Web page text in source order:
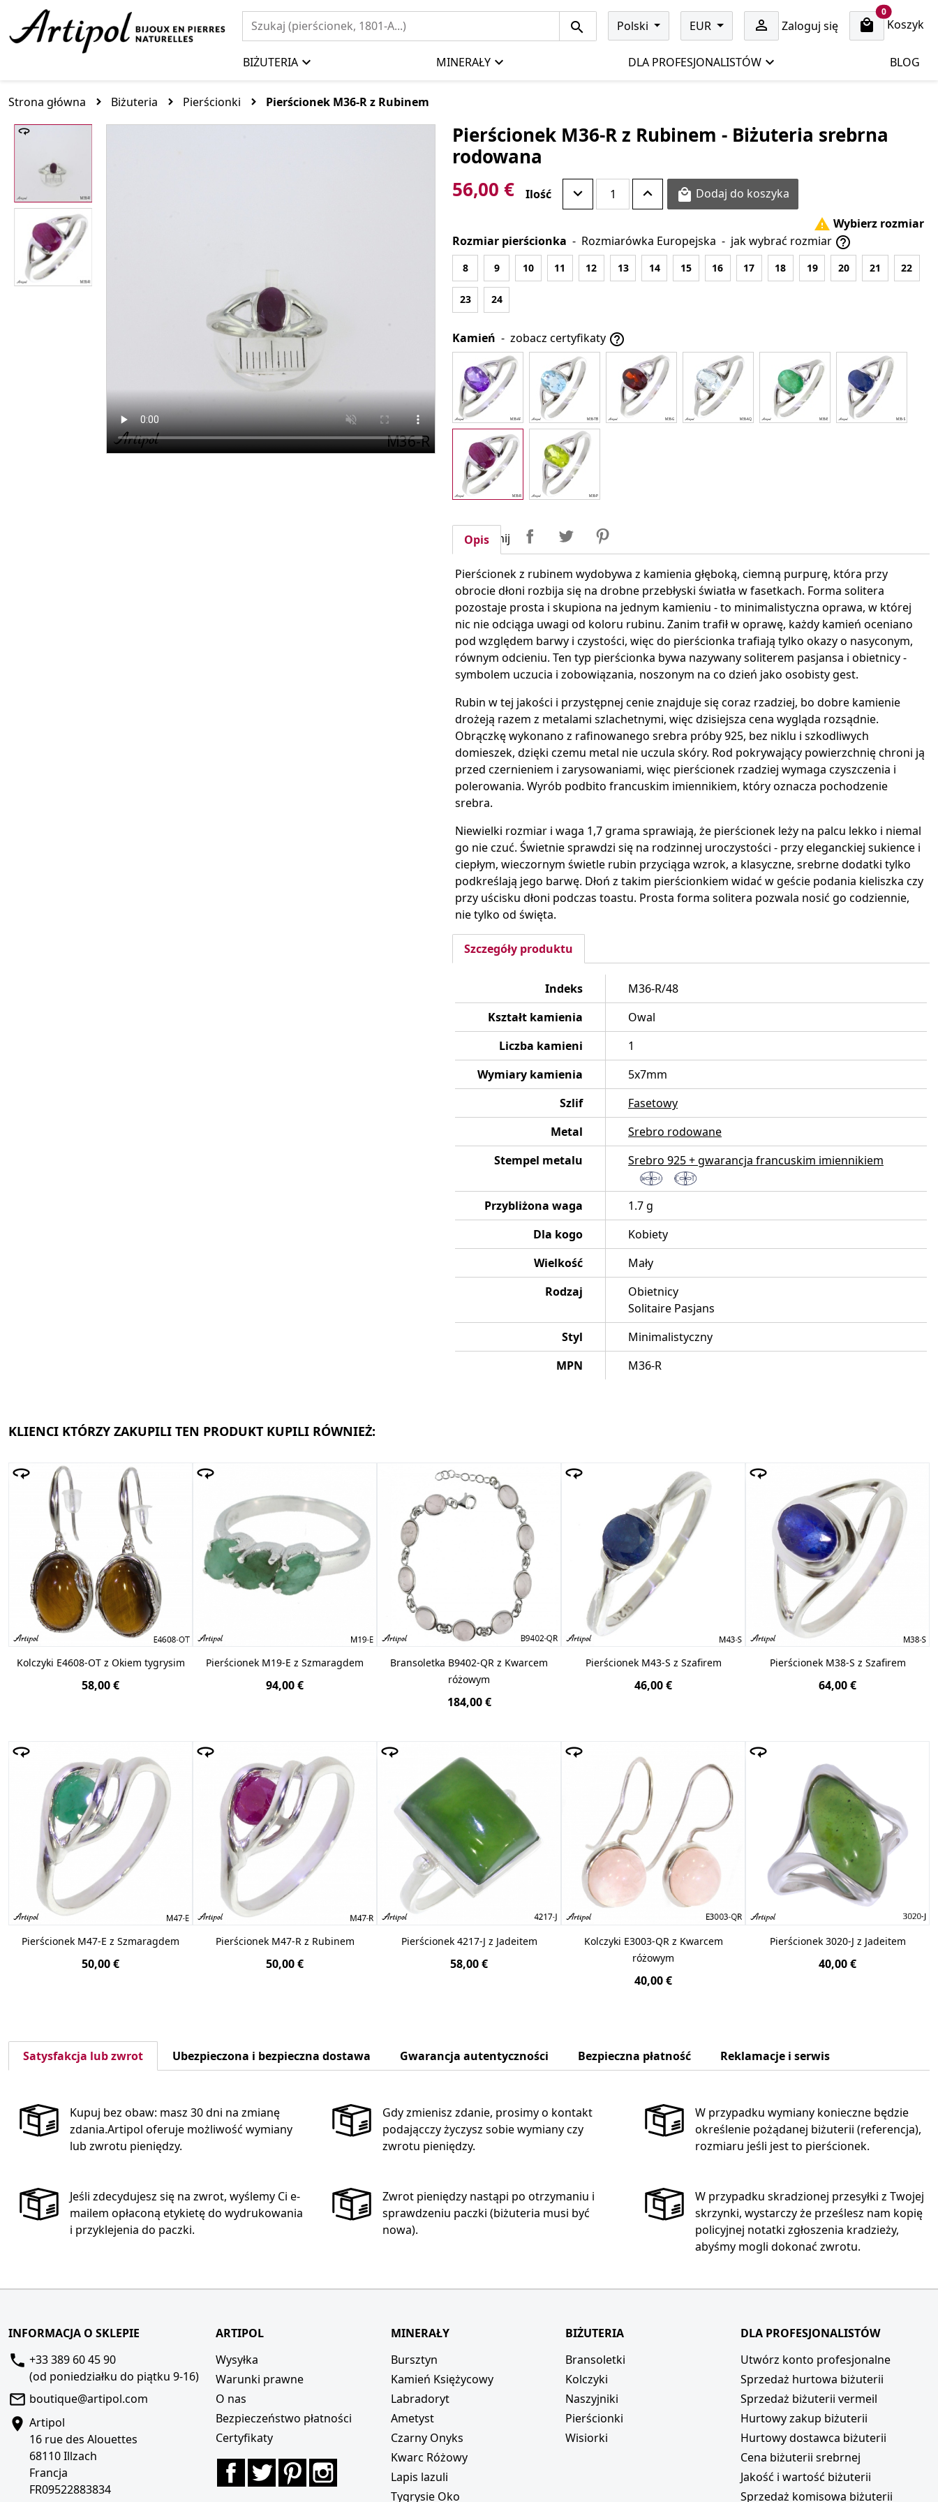
Polski EUR Zaloguj się 
0cart items
Koszyk
BIŻUTERIA MINERAŁY DLA PROFESJONALISTÓW BLOG
Strona główna Biżuteria Pierścionki Pierścionek M36-R z Rubinem
Pierścionek M36-R z Rubinem - Biżuteria srebrna
rodowana
56,00 €
Ilość  Dodaj do koszyka
 Wybierz rozmiar
Rozmiar pierścionka - Rozmiarówka Europejska - jak wybrać rozmiar 
8 9 10 11 12 13 14 15 16 17 18 19 20 21 22
23 24
Kamień - zobacz certyfikaty 
Udostępnij UdostępnijTweetuj
Opis
Pierścionek z rubinem wydobywa z kamienia głęboką, ciemną purpurę, która przy
obrocie dłoni rozbija się na drobne przebłyski światła w fasetkach. Forma solitera
pozostaje prosta i skupiona na jednym kamieniu - to minimalistyczna oprawa, w której
nic nie odciąga uwagi od koloru rubinu. Zanim trafił w oprawę, każdy kamień oceniano
pod względem barwy i czystości, więc do pierścionka trafiają tylko okazy o nasyconym,
równym odcieniu. Ten typ pierścionka bywa nazywany soliterem pasjansa i obietnicy -
symbolem uczucia i zobowiązania, noszonym na co dzień jako osobisty gest.
Rubin w tej jakości i przystępnej cenie znajduje się coraz rzadziej, bo dobre kamienie
drożeją razem z metalami szlachetnymi, więc dzisiejsza cena wygląda rozsądnie.
Obrączkę wykonano z rafinowanego srebra próby 925, bez niklu i szkodliwych
domieszek, dzięki czemu metal nie uczula skóry. Rod pokrywający powierzchnię chroni ją
przed czernieniem i zarysowaniami, więc pierścionek rzadziej wymaga czyszczenia i
polerowania. Wyrób podbito francuskim imiennikiem, który oznacza pochodzenie
srebra.
Niewielki rozmiar i waga 1,7 grama sprawiają, że pierścionek leży na palcu lekko i niemal
go nie czuć. Świetnie sprawdzi się na rodzinnej uroczystości - przy eleganckiej sukience i
ciepłym, wieczornym świetle rubin przyciąga wzrok, a klasyczne, srebrne dodatki tylko
podkreślają jego barwę. Dłoń z takim pierścionkiem widać w geście podania kieliszka czy
przy uścisku dłoni podczas toastu. Prosta forma solitera pozwala nosić go codziennie,
nie tylko od święta.
Szczegóły produktu
Indeks
M36-R/48
Kształt kamienia
Owal
Liczba kamieni
1
Wymiary kamienia
5x7mm
Szlif
Fasetowy
Metal
Srebro rodowane
Stempel metalu
Srebro 925 + gwarancja francuskim imiennikiem
Przybliżona waga
1.7 g
Dla kogo
Kobiety
Wielkość
Mały
Rodzaj
Obietnicy
Solitaire Pasjans
Styl
Minimalistyczny
MPN
M36-R
KLIENCI KTÓRZY ZAKUPILI TEN PRODUKT KUPILI RÓWNIEŻ:
Kolczyki E4608-OT z Okiem tygrysim
58,00 €
Pierścionek M19-E z Szmaragdem
94,00 €
Bransoletka B9402-QR z Kwarcem
różowym
184,00 €
Pierścionek M43-S z Szafirem
46,00 €
Pierścionek M38-S z Szafirem
64,00 €
Pierścionek M47-E z Szmaragdem
50,00 €
Pierścionek M47-R z Rubinem
50,00 €
Pierścionek 4217-J z Jadeitem
58,00 €
Kolczyki E3003-QR z Kwarcem
różowym
40,00 €
Pierścionek 3020-J z Jadeitem
40,00 €
Satysfakcja lub zwrot Ubezpieczona i bezpieczna dostawa Gwarancja autentyczności Bezpieczna płatność Reklamacje i serwis
Kupuj bez obaw: masz 30 dni na zmianę
zdania.Artipol oferuje możliwość wymiany
lub zwrotu pieniędzy.
Gdy zmienisz zdanie, prosimy o kontakt
podającczy życzysz sobie wymiany czy
zwrotu pieniędzy.
W przypadku wymiany konieczne będzie
określenie pożądanej biżuterii (referencja),
rozmiaru jeśli jest to pierścionek.
Jeśli zdecydujesz się na zwrot, wyślemy Ci e-
mailem opłaconą etykietę do wydrukowania
i przyklejenia do paczki.
Zwrot pieniędzy nastąpi po otrzymaniu i
sprawdzeniu paczki (biżuteria musi być
nowa).
W przypadku skradzionej przesyłki z Twojej
skrzynki, wystarczy że prześlesz nam kopię
policyjnej notatki zgłoszenia kradzieży,
abyśmy mogli dokonać zwrotu.
INFORMACJA O SKLEPIE
+33 389 60 45 90
(od poniedziałku do piątku 9-16)
boutique@artipol.com
Artipol
16 rue des Alouettes
68110 Illzach
Francja
FR09522883834
ARTIPOL
Wysyłka
Warunki prawne
O nas
Bezpieczeństwo płatności
Certyfikaty
FacebookTwitterPinterest
MINERAŁY
Bursztyn
Kamień Księżycowy
Labradoryt
Ametyst
Czarny Onyks
Kwarc Różowy
Lapis lazuli
Tygrysie Oko
BIŻUTERIA
Bransoletki
Kolczyki
Naszyjniki
Pierścionki
Wisiorki
DLA PROFESJONALISTÓW
Utwórz konto profesjonalne
Sprzedaż hurtowa biżuterii
Sprzedaż biżuterii vermeil
Hurtowy zakup biżuterii
Hurtowy dostawca biżuterii
Cena biżuterii srebrnej
Jakość i wartość biżuterii
Sprzedaż komisowa biżuterii